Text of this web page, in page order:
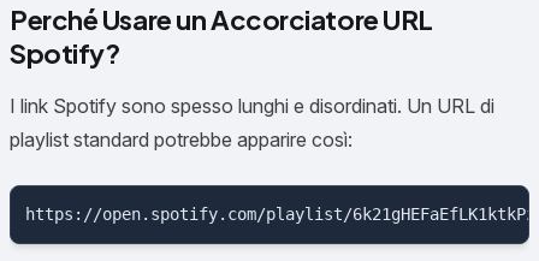
Perché Usare un Accorciatore URL
Spotify?
I link Spotify sono spesso lunghi e disordinati. Un URL di
playlist standard potrebbe apparire così: